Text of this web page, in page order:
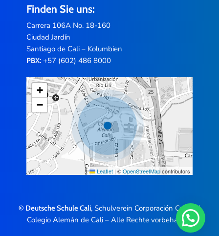
Finden Sie uns:
Carrera 106A No. 18-160
Ciudad Jardín
Santiago de Cali – Kolumbien
PBX:+57 (602) 486 8000
+
−
Leaflet | ©OpenStreetMapcontributors
© Deutsche Schule Cali, Schulverein Corporación Cultural
Colegio Alemán de Cali – Alle Rechte vorbehalten.